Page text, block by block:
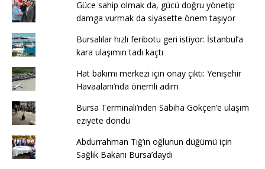
Güce sahip olmak da, gücü doğru yönetip
damga vurmak da siyasette önem taşıyor
Bursalılar hızlı feribotu geri istiyor: İstanbul’a
kara ulaşımın tadı kaçtı
Hat bakımı merkezi için onay çıktı: Yenişehir
Havaalanı’nda önemli adım
Bursa Terminali’nden Sabiha Gökçen’e ulaşım
eziyete döndü
Abdurrahman Tığ’ın oğlunun düğümü için
Sağlık Bakanı Bursa’daydı